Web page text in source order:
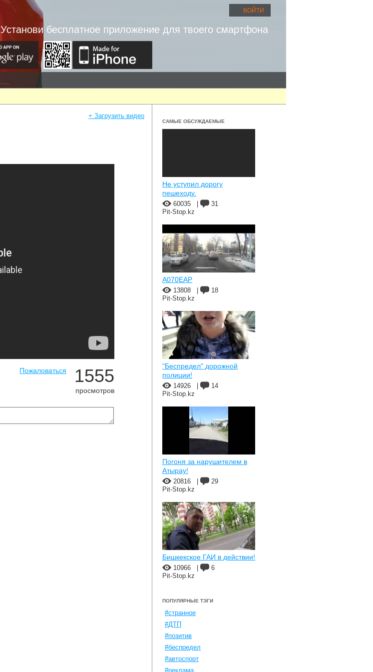
ВОЙТИ
Установи бесплатное приложение для твоего смартфона
+ Загрузить видео
Пожаловаться 1555
просмотров
САМЫЕ ОБСУЖДАЕМЫЕ
Не уступил дорогу
пешеходу.
60035
31
Pit-Stop.kz
A070EAP
13808
18
Pit-Stop.kz
"Беспредел" дорожной
полиции!
14926
14
Pit-Stop.kz
Погоня за нарушителем в
Атырау!
20816
29
Pit-Stop.kz
Бишкекское ГАИ в действии!
10966
6
Pit-Stop.kz
ПОПУЛЯРНЫЕ ТЭГИ
#странное
#ДТП
#позитив
#беспредел
#автоспорт
#реклама